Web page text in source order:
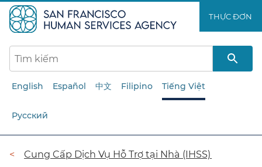
đến
nội
dung
THỰC ĐƠN​​
English Español 中文 Filipino Tiếng Việt
Русский
Đường
Cung Cấp Dịch Vụ Hỗ Trợ tại Nhà (IHSS)​​